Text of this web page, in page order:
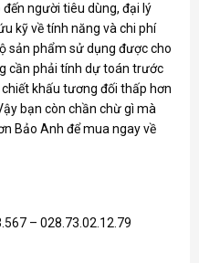
người tiêu dùng, đại lý
kỹ về tính năng và chi phí
sản phẩm sử dụng được cho
cần phải tính dự toán trước
khấu tương đối thấp hơn
bạn còn chần chừ gì mà
Bảo Anh để mua ngay về
– 028.73.02.12.79